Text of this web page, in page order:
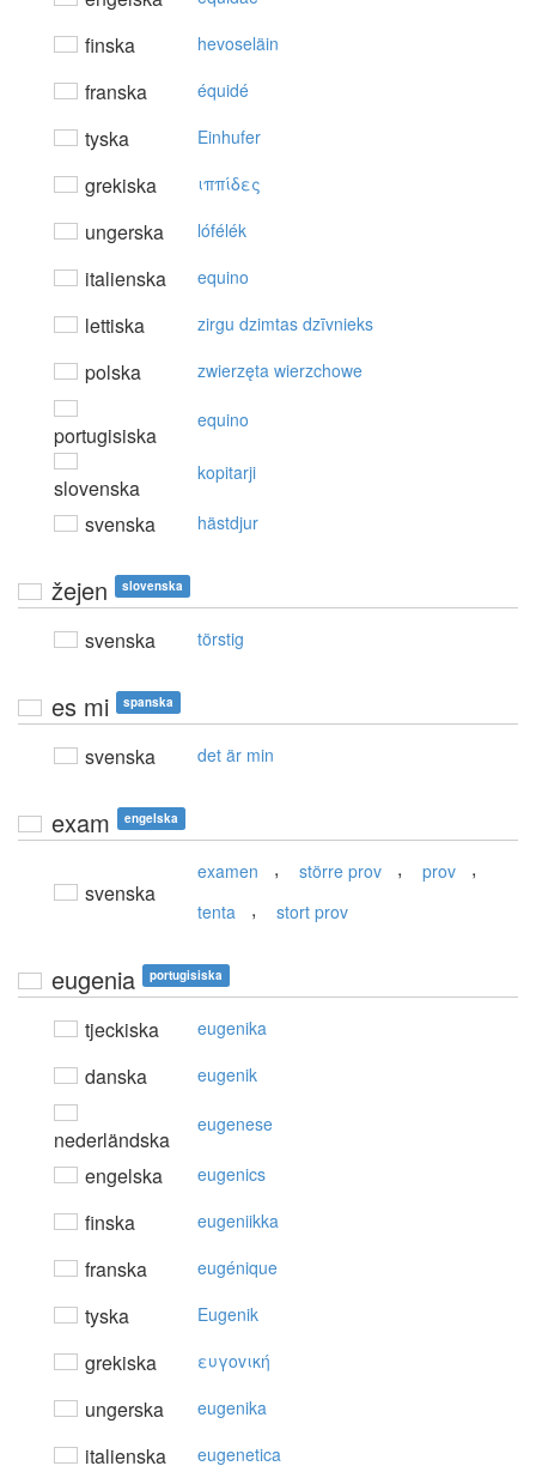
finska hevoseläin
franska équidé
tyska Einhufer
grekiska ιππίδες
ungerska lófélék
italienska equino
lettiska zirgu dzimtas dzīvnieks
polska zwierzęta wierzchowe
portugisiska
equino
slovenska
kopitarji
svenska hästdjur
žejen slovenska
svenska törstig
es mi spanska
svenska det är min
exam engelska
svenska
examen , större prov , prov ,
tenta , stort prov
eugenia portugisiska
tjeckiska eugenika
danska eugenik
nederländska
eugenese
engelska eugenics
finska eugeniikka
franska eugénique
tyska Eugenik
grekiska ευγovική
ungerska eugenika
italienska eugenetica